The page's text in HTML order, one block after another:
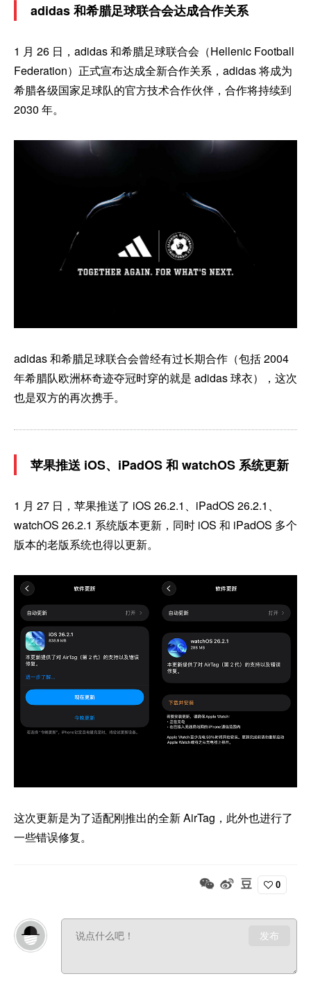
adidas 和希腊足球联合会达成合作关系
1 月 26 日，adidas 和希腊足球联合会（Hellenic Football
Federation）正式宣布达成全新合作关系，adidas 将成为
希腊各级国家足球队的官方技术合作伙伴，合作将持续到
2030 年。
adidas 和希腊足球联合会曾经有过长期合作（包括 2004
年希腊队欧洲杯奇迹夺冠时穿的就是 adidas 球衣），这次
也是双方的再次携手。
苹果推送 iOS、iPadOS 和 watchOS 系统更新
1 月 27 日，苹果推送了 iOS 26.2.1、iPadOS 26.2.1、
watchOS 26.2.1 系统版本更新，同时 iOS 和 iPadOS 多个
版本的老版系统也得以更新。
这次更新是为了适配刚推出的全新 AirTag，此外也进行了
一些错误修复。
0
发布